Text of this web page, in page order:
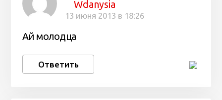
Wdanysia
13 июня 2013 в 18:26
Ай молодца
Ответить